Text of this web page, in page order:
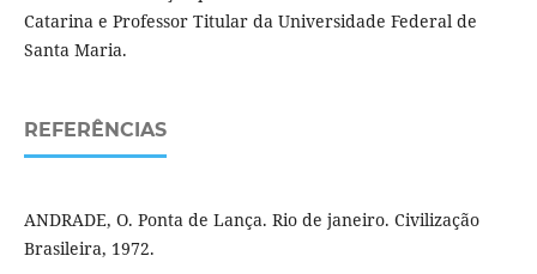
Catarina e Professor Titular da Universidade Federal de
Santa Maria.
REFERÊNCIAS
ANDRADE, O. Ponta de Lança. Rio de janeiro. Civilização
Brasileira, 1972.